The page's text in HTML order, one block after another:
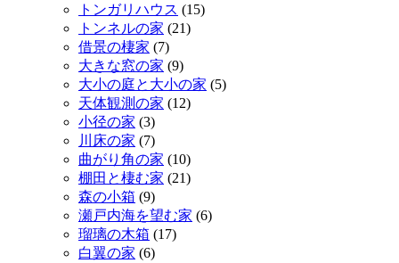
トンガリハウス (15)
トンネルの家 (21)
借景の棲家 (7)
大きな窓の家 (9)
大小の庭と大小の家 (5)
天体観測の家 (12)
小径の家 (3)
川床の家 (7)
曲がり角の家 (10)
棚田と棲む家 (21)
森の小箱 (9)
瀬戸内海を望む家 (6)
瑠璃の木箱 (17)
白翼の家 (6)